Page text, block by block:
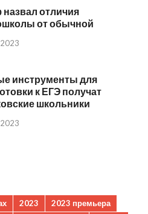
назвал отличия
от обычной
инструменты для
к ЕГЭ получат
школьники
2023
2023 премьера